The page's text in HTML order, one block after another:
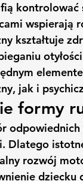
kontrolować
wspierają
kształtuje
jak i
formy
odpowiednich
Dlatego
rozwój
dziecku